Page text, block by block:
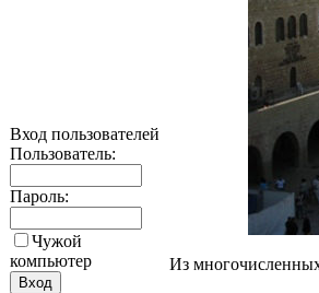
Вход пользователей
Пользователь:
Пароль:
Чужой
компьютер
Из